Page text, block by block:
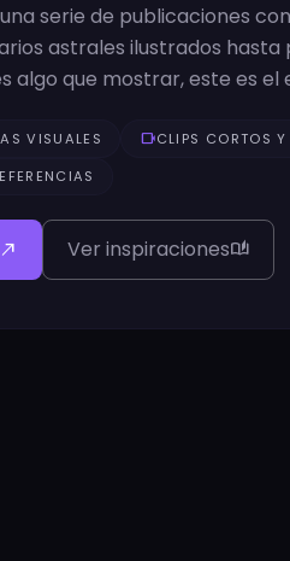
serie de publicaciones
astrales ilustrados hasta
algo que mostrar, este es el
VISUALES videocamCLIPS CORTOS Y
north_east Ver inspiracionesauto_stories